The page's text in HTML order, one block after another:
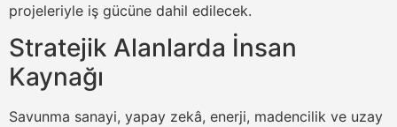
projeleriyle iş gücüne dahil edilecek.
Stratejik Alanlarda İnsan
Kaynağı
Savunma sanayi, yapay zekâ, enerji, madencilik ve uzay